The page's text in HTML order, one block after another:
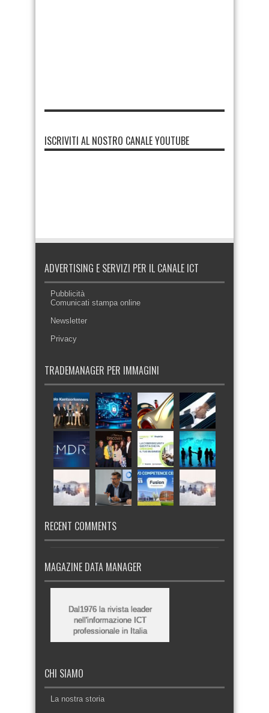
ISCRIVITI AL NOSTRO CANALE YOUTUBE
ADVERTISING E SERVIZI PER IL CANALE ICT
Pubblicità
Comunicati stampa online
Newsletter
Privacy
TRADEMANAGER PER IMMAGINI
RECENT COMMENTS
MAGAZINE DATA MANAGER
Dal1976 la rivista leader
nell'informazione ICT
professionale in Italia
CHI SIAMO
La nostra storia